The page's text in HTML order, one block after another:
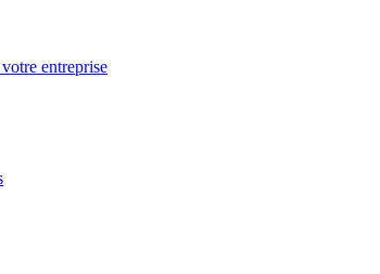
entreprise